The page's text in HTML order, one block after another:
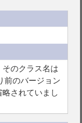
のクラス名は
前のバージョン
されていまし